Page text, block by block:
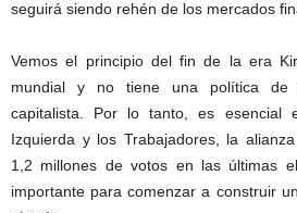
seguirá siendo rehén de los mercados
Vemos el principio del fin de la era
mundial y no tiene una política de
capitalista. Por lo tanto, es esencial
Izquierda y los Trabajadores, la
1,2 millones de votos en las últimas
importante para comenzar a construir